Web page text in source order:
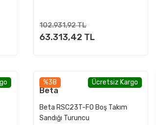
102.931,92 TL
63.313,42 TL
%38 Ücretsiz Kargo
Beta
Beta RSC23T-FO Boş Takım
Sandığı Turuncu